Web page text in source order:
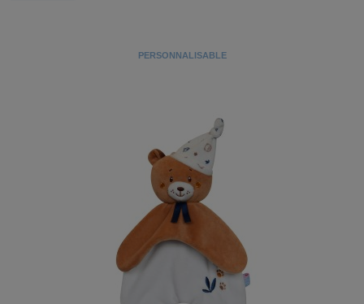
PERSONNALISABLE